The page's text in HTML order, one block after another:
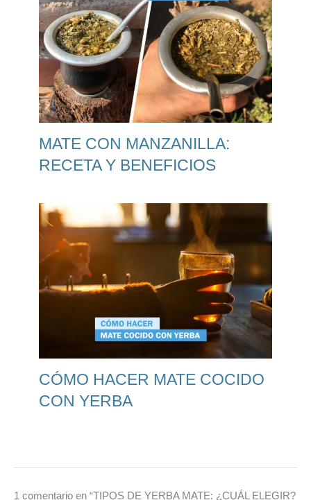
MATE CON MANZANILLA:
RECETA Y BENEFICIOS
CÓMO HACER MATE COCIDO
CON YERBA
1 comentario en “TIPOS DE YERBA MATE: ¿CUÁL ELEGIR?